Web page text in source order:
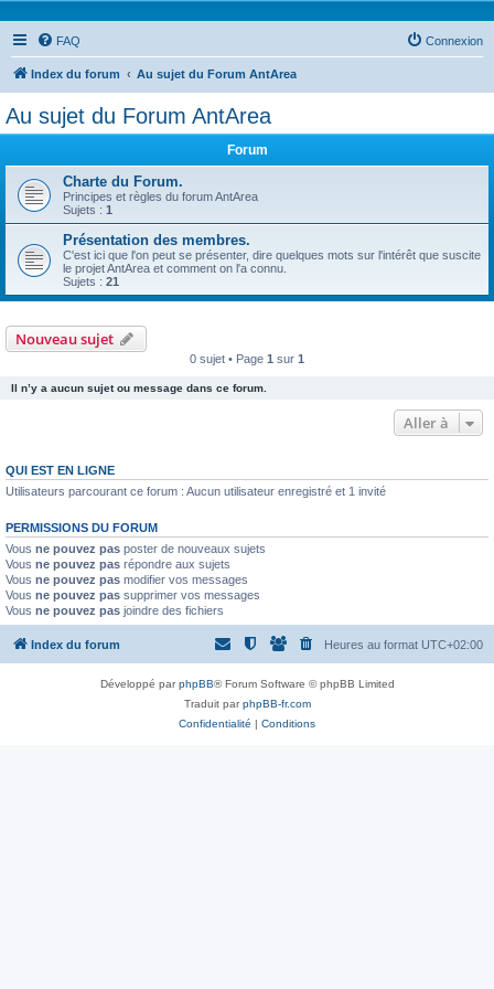
FAQ Connexion
Index du forum Au sujet du Forum AntArea
Au sujet du Forum AntArea
Forum
Charte du Forum.
Principes et règles du forum AntArea
Sujets : 1
Présentation des membres.
C'est ici que l'on peut se présenter, dire quelques mots sur l'intérêt que suscite
le projet AntArea et comment on l'a connu.
Sujets : 21
Nouveau sujet
0 sujet • Page 1 sur 1
Il n’y a aucun sujet ou message dans ce forum.
Aller à
QUI EST EN LIGNE
Utilisateurs parcourant ce forum : Aucun utilisateur enregistré et 1 invité
PERMISSIONS DU FORUM
Vous ne pouvez pas poster de nouveaux sujets
Vous ne pouvez pas répondre aux sujets
Vous ne pouvez pas modifier vos messages
Vous ne pouvez pas supprimer vos messages
Vous ne pouvez pas joindre des fichiers
Index du forum Heures au format UTC+02:00
Développé parphpBB® Forum Software © phpBB Limited
Traduit parphpBB-fr.com
Confidentialité | Conditions